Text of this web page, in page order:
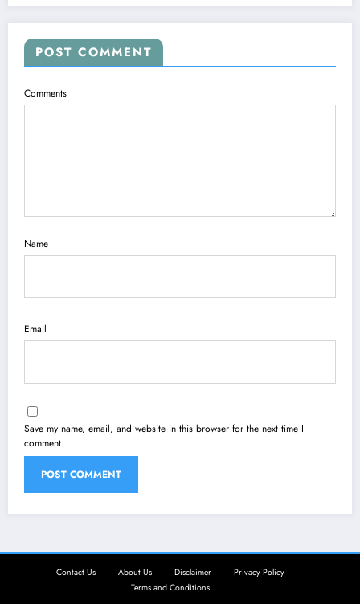
POST COMMENT
Comments
Name
Email
Save my name, email, and website in this browser for the next time I
comment.
Contact Us About Us Disclaimer
Privacy Policy
Terms and Conditions